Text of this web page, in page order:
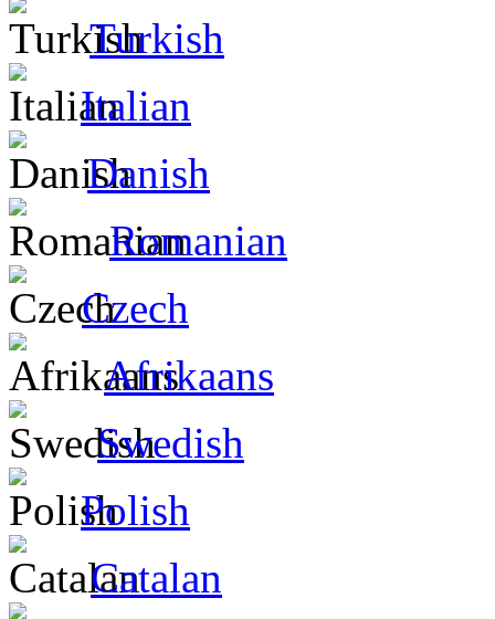
Turkish
Italian
Danish
Romanian
Czech
Afrikaans
Swedish
Polish
Catalan